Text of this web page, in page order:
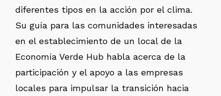
diferentes tipos en la acción por el clima.
Su guía para las comunidades interesadas
en el establecimiento de un local de la
Economía Verde Hub habla acerca de la
participación y el apoyo a las empresas
locales para impulsar la transición hacia